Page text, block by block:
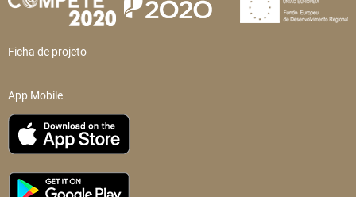
Ficha de projeto
App Mobile